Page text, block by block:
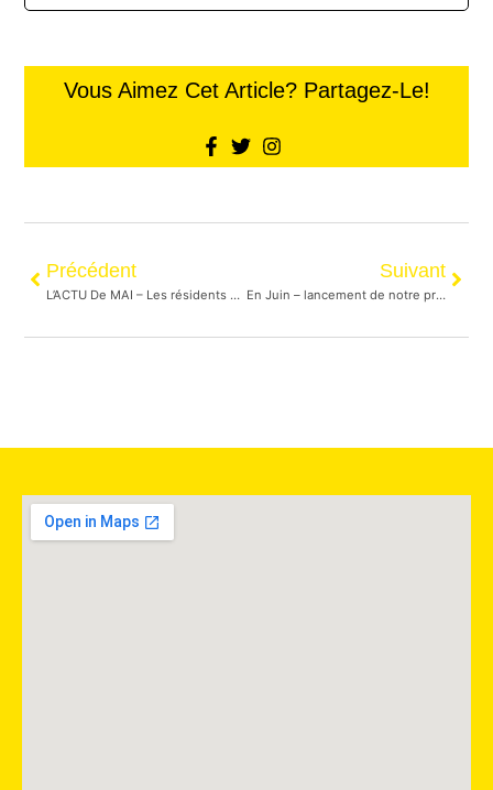
Vous Aimez Cet Article? Partagez-Le!
Précédent
L’ACTU De MAI – Les résidents du parc Strathcona relogés
Suivant
En Juin – lancement de notre programme de suivi psychologique